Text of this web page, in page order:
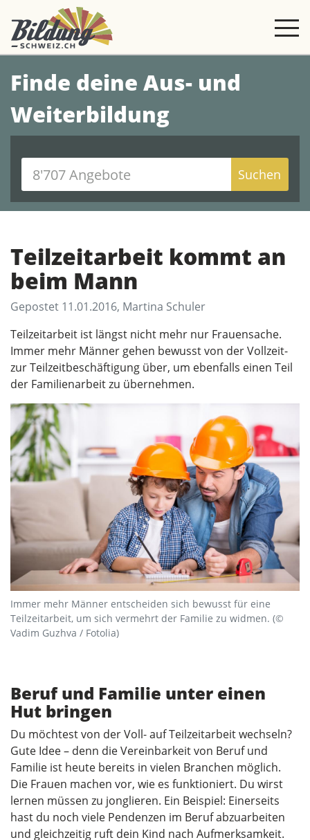
Finde deine Aus- und
Weiterbildung
Suchen
Teilzeitarbeit kommt an
beim Mann
Gepostet 11.01.2016, Martina Schuler
Teilzeitarbeit ist längst nicht mehr nur Frauensache.
Immer mehr Männer gehen bewusst von der Vollzeit-
zur Teilzeitbeschäftigung über, um ebenfalls einen Teil
der Familienarbeit zu übernehmen.
Immer mehr Männer entscheiden sich bewusst für eine
Teilzeitarbeit, um sich vermehrt der Familie zu widmen. (©
Vadim Guzhva / Fotolia)
Beruf und Familie unter einen
Hut bringen
Du möchtest von der Voll- auf Teilzeitarbeit wechseln?
Gute Idee – denn die Vereinbarkeit von Beruf und
Familie ist heute bereits in vielen Branchen möglich.
Die Frauen machen vor, wie es funktioniert. Du wirst
lernen müssen zu jonglieren. Ein Beispiel: Einerseits
hast du noch viele Pendenzen im Beruf abzuarbeiten
und gleichzeitig ruft dein Kind nach Aufmerksamkeit.